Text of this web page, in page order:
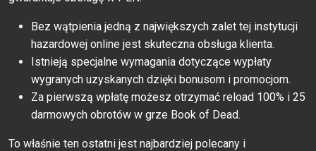
Bez wątpienia jedną z największych zalet tej instytucji
hazardowej online jest skuteczna obsługa klienta.
Istnieją specjalne wymagania dotyczące wypłaty
wygranych uzyskanych dzięki bonusom i promocjom.
Za pierwszą wpłatę możesz otrzymać reload 100% i 25
darmowych obrotów w grze Book of Dead.
To właśnie ten ostatni jest najbardziej polecany i